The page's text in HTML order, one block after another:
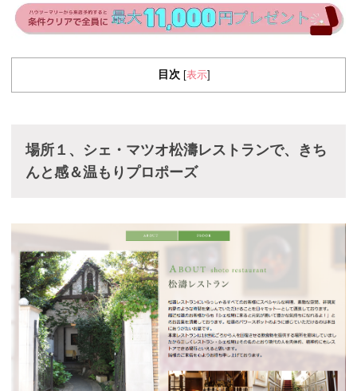
目次 表示
場所１、シェ・マツオ松濤レストランで、きち
んと感＆温もりプロポーズ